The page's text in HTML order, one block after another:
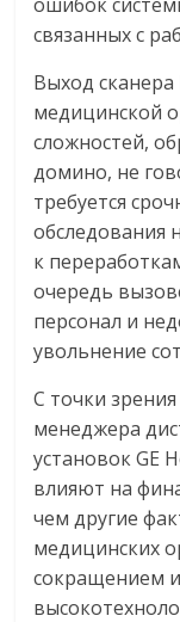
связанных с
Выход
медицинской
сложностей,
домино, не
требуется
обследования
к
очередь
персонал и
увольнение
С точки зрения
менеджера
установок GE
влияют на
чем другие
медицинских
сокращением